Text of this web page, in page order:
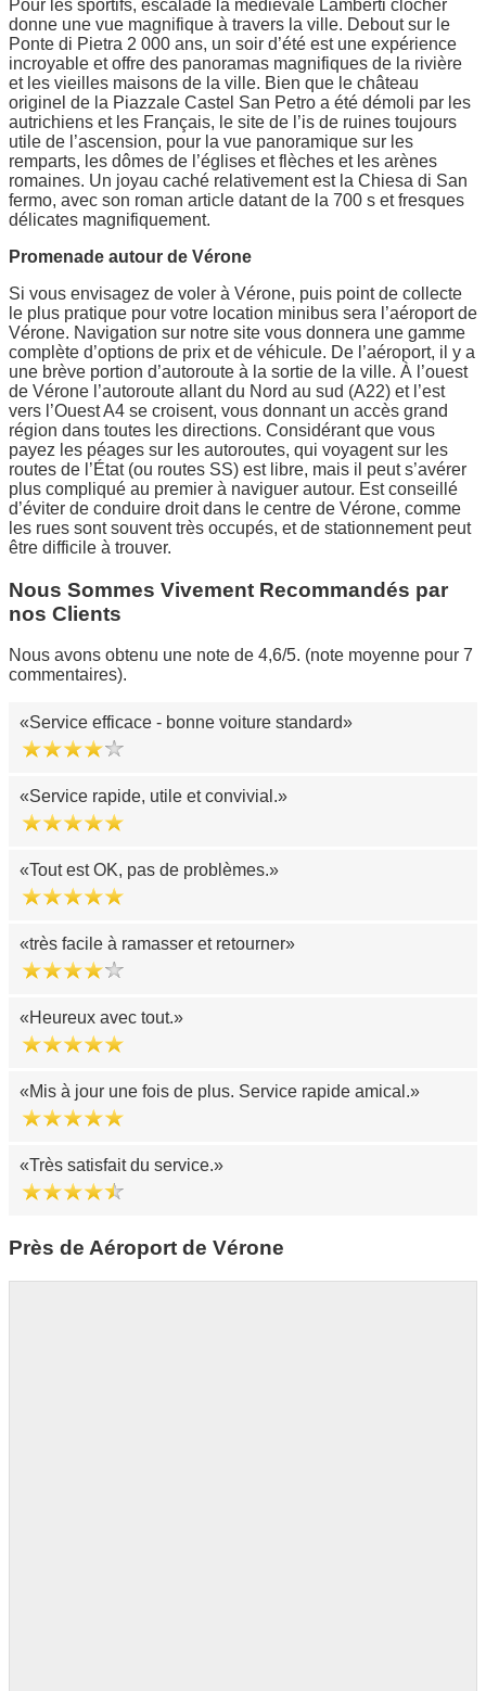
Pour les sportifs, escalade la médiévale Lamberti clocher
donne une vue magnifique à travers la ville. Debout sur le
Ponte di Pietra 2 000 ans, un soir d’été est une expérience
incroyable et offre des panoramas magnifiques de la rivière
et les vieilles maisons de la ville. Bien que le château
originel de la Piazzale Castel San Petro a été démoli par les
autrichiens et les Français, le site de l’is de ruines toujours
utile de l’ascension, pour la vue panoramique sur les
remparts, les dômes de l’églises et flèches et les arènes
romaines. Un joyau caché relativement est la Chiesa di San
fermo, avec son roman article datant de la 700 s et fresques
délicates magnifiquement.
Promenade autour de Vérone
Si vous envisagez de voler à Vérone, puis point de collecte
le plus pratique pour votre location minibus sera l’aéroport de
Vérone. Navigation sur notre site vous donnera une gamme
complète d’options de prix et de véhicule. De l’aéroport, il y a
une brève portion d’autoroute à la sortie de la ville. À l’ouest
de Vérone l’autoroute allant du Nord au sud (A22) et l’est
vers l’Ouest A4 se croisent, vous donnant un accès grand
région dans toutes les directions. Considérant que vous
payez les péages sur les autoroutes, qui voyagent sur les
routes de l’État (ou routes SS) est libre, mais il peut s’avérer
plus compliqué au premier à naviguer autour. Est conseillé
d’éviter de conduire droit dans le centre de Vérone, comme
les rues sont souvent très occupés, et de stationnement peut
être difficile à trouver.
Nous Sommes Vivement Recommandés par
nos Clients
Nous avons obtenu une note de 4,6/5. (note moyenne pour 7
commentaires).
Service efficace - bonne voiture standard
Service rapide, utile et convivial.
Tout est OK, pas de problèmes.
très facile à ramasser et retourner
Heureux avec tout.
Mis à jour une fois de plus. Service rapide amical.
Très satisfait du service.
Près de Aéroport de Vérone